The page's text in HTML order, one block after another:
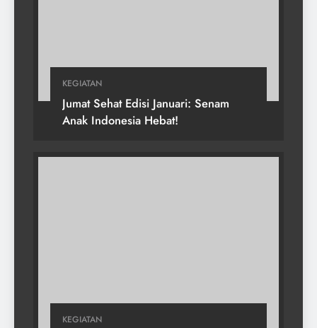
KEGIATAN
Jumat Sehat Edisi Januari: Senam
Anak Indonesia Hebat!
KEGIATAN